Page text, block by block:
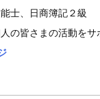
士、日商簿記２級
の皆さまの活動をサ